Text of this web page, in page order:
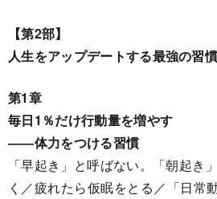
【第2部】
人生をアップデートする最強の習
第1章
毎日1％だけ行動量を増やす
――体力をつける習慣
「早起き」と呼ばない。「朝起き
く／疲れたら仮眠をとる／「日常